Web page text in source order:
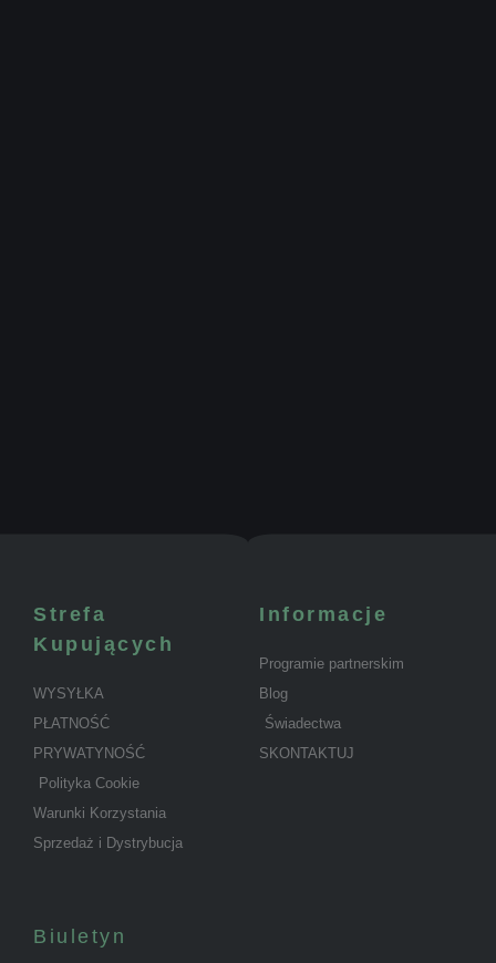
Strefa
Kupujących
WYSYŁKA
PŁATNOŚĆ
PRYWATYNOŚĆ
Polityka Cookie
Warunki Korzystania
Sprzedaż i Dystrybucja
Informacje
Programie partnerskim
Blog
Świadectwa
SKONTAKTUJ
Biuletyn